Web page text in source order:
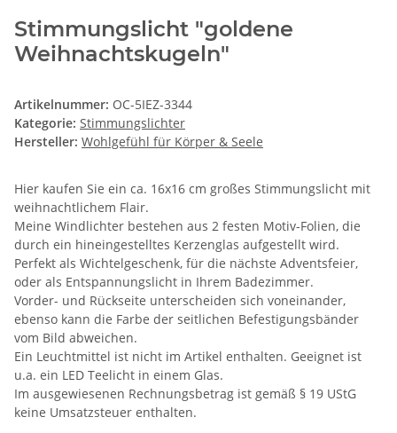
Stimmungslicht "goldene
Weihnachtskugeln"
Artikelnummer: OC-5IEZ-3344
Kategorie: Stimmungslichter
Hersteller: Wohlgefühl für Körper & Seele
Hier kaufen Sie ein ca. 16x16 cm großes Stimmungslicht mit
weihnachtlichem Flair.
Meine Windlichter bestehen aus 2 festen Motiv-Folien, die
durch ein hineingestelltes Kerzenglas aufgestellt wird.
Perfekt als Wichtelgeschenk, für die nächste Adventsfeier,
oder als Entspannungslicht in Ihrem Badezimmer.
Vorder- und Rückseite unterscheiden sich voneinander,
ebenso kann die Farbe der seitlichen Befestigungsbänder
vom Bild abweichen.
Ein Leuchtmittel ist nicht im Artikel enthalten. Geeignet ist
u.a. ein LED Teelicht in einem Glas.
Im ausgewiesenen Rechnungsbetrag ist gemäß § 19 UStG
keine Umsatzsteuer enthalten.